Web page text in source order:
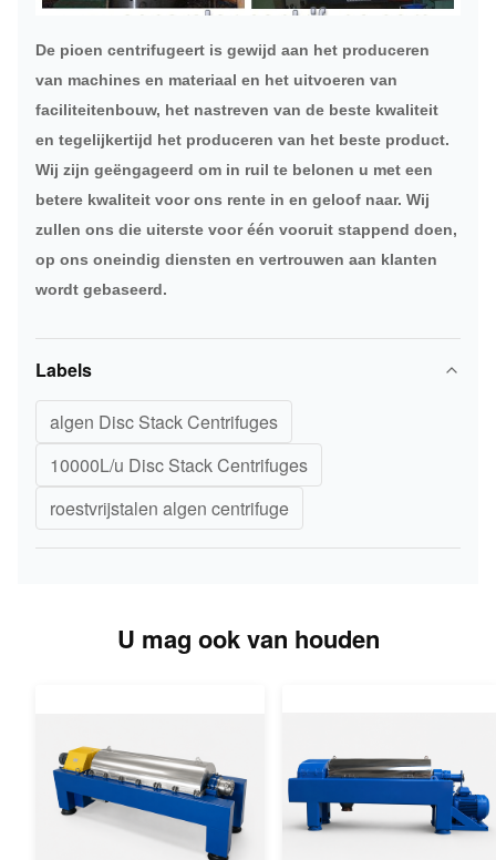
De pioen centrifugeert is gewijd aan het produceren
van machines en materiaal en het uitvoeren van
faciliteitenbouw, het nastreven van de beste kwaliteit
en tegelijkertijd het produceren van het beste product.
Wij zijn geëngageerd om in ruil te belonen u met een
betere kwaliteit voor ons rente in en geloof naar. Wij
zullen ons die uiterste voor één vooruit stappend doen,
op ons oneindig diensten en vertrouwen aan klanten
wordt gebaseerd.
Labels
algen Disc Stack Centrifuges
10000L/u Disc Stack Centrifuges
roestvrijstalen algen centrifuge
U mag ook van houden